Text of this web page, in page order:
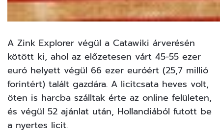
A Zink Explorer végül a Catawiki árverésén
kötött ki, ahol az előzetesen várt 45-55 ezer
euró helyett végül 66 ezer euróért (25,7 millió
forintért) talált gazdára. A licitcsata heves volt,
öten is harcba szálltak érte az online felületen,
és végül 52 ajánlat után, Hollandiából futott be
a nyertes licit.